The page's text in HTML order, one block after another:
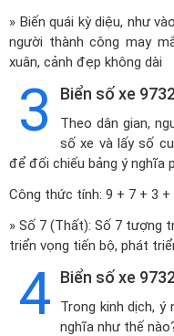
» Biến quái kỳ diệu, như
người thành công may
xuân, cảnh đẹp không dài
3 Biển số xe
Theo dân gian,
số xe và lấy số
để đối chiếu bảng ý nghĩa
Công thức tính: 9 + 7 + 3 +
» Số 7 (Thất): Số 7 tượng
triển vọng tiến bộ, phát
4 Biển số xe
Trong kinh dịch, ý
nghĩa như thế